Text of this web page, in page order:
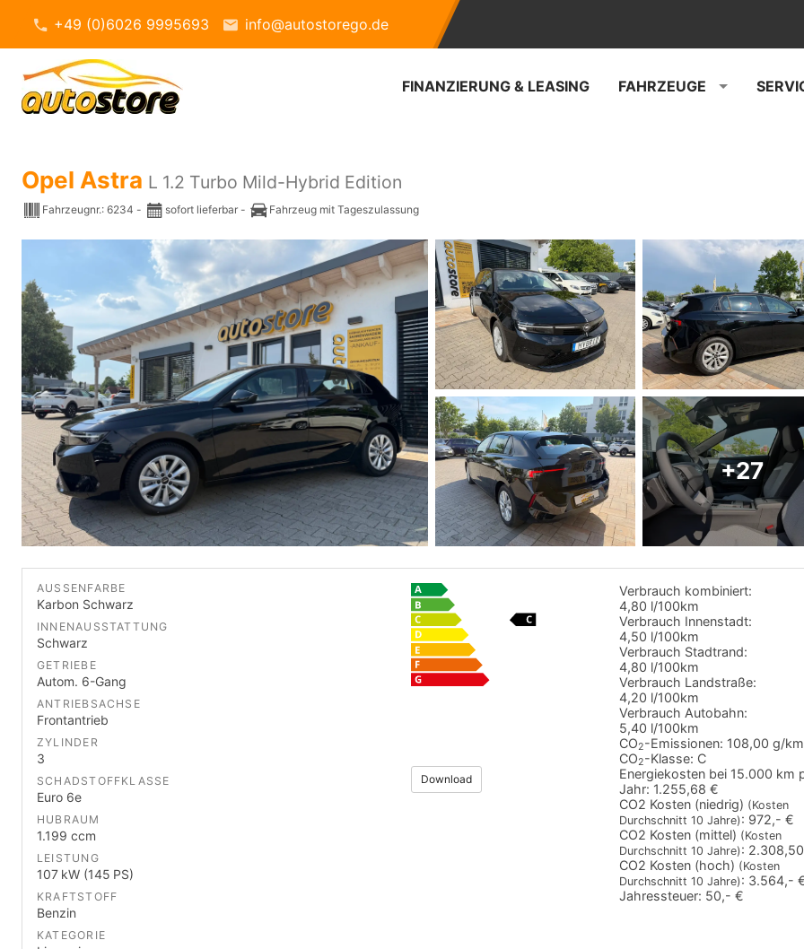
+49 (0)6026 9995693 info@autostorego.de
FINANZIERUNG & LEASING FAHRZEUGE
Opel Astra L 1.2 Turbo Mild-Hybrid Edition
Fahrzeugnr.: 6234 sofort lieferbar Fahrzeug mit Tageszulassung
+27
AUSSENFARBE
Karbon Schwarz
INNENAUSSTATTUNG
Schwarz
GETRIEBE
Autom. 6-Gang
ANTRIEBSACHSE
Frontantrieb
ZYLINDER
3
SCHADSTOFFKLASSE
Euro 6e
HUBRAUM
1.199 ccm
LEISTUNG
107 kW (145 PS)
KRAFTSTOFF
Benzin
KATEGORIE
Verbrauch kombiniert:
4,80 l/100km
Verbrauch Innenstadt:
4,50 l/100km
Verbrauch Stadtrand:
4,80 l/100km
Verbrauch Landstraße:
4,20 l/100km
Verbrauch Autobahn:
5,40 l/100km
CO2-Emissionen: 108,00 g/km
CO2-Klasse: C
Download
Energiekosten bei 15.000 km
Jahr: 1.255,68 €
CO2 Kosten (niedrig) (Kosten
Durchschnitt 10 Jahre): 972,- €
CO2 Kosten (mittel) (Kosten
Durchschnitt 10 Jahre):
CO2 Kosten (hoch) (Kosten
Durchschnitt 10 Jahre): 3.564,-
Jahressteuer: 50,- €